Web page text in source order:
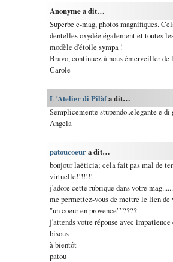
Anonyme a dit…
Superbe e-mag, photos magnifiques.
dentelles oxydée également et toutes
modèle d'étoile sympa !
Bravo, continuez à nous émerveiller de
Carole
L'Atelier di Pilàfa dit…
Semplicemente stupendo..elegante e
Angela
patoucoeura dit…
bonjour laëticia; cela fait pas mal de
virtuelle!!!!!!!
j'adore cette rubrique dans votre
me permettez-vous de mettre le lien de
"un coeur en provence""????
j'attends votre réponse avec impatience
bisous
à bientôt
patou